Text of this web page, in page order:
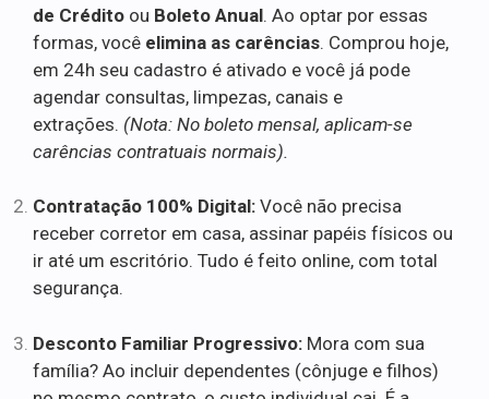
de Crédito ou Boleto Anual. Ao optar por essas
formas, você elimina as carências. Comprou hoje,
em 24h seu cadastro é ativado e você já pode
agendar consultas, limpezas, canais e
extrações. (Nota: No boleto mensal, aplicam-se
carências contratuais normais).
Contratação 100% Digital: Você não precisa
receber corretor em casa, assinar papéis físicos ou
ir até um escritório. Tudo é feito online, com total
segurança.
Desconto Familiar Progressivo: Mora com sua
família? Ao incluir dependentes (cônjuge e filhos)